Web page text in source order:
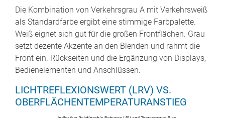
Die Kombination von Verkehrsgrau A mit Verkehrsweiß
als Standardfarbe ergibt eine stimmige Farbpalette.
Weiß eignet sich gut für die großen Frontflächen. Grau
setzt dezente Akzente an den Blenden und rahmt die
Front ein. Rückseiten und die Ergänzung von Displays,
Bedienelementen und Anschlüssen.
LICHTREFLEXIONSWERT (LRV) VS.
OBERFLÄCHENTEMPERATURANSTIEG